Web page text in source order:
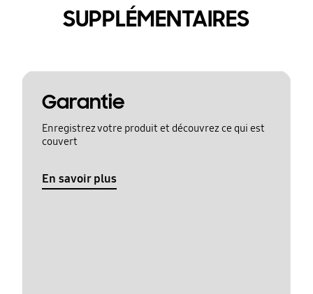
SUPPLÉMENTAIRES
Garantie
Enregistrez votre produit et découvrez ce qui est
couvert
En savoir plus